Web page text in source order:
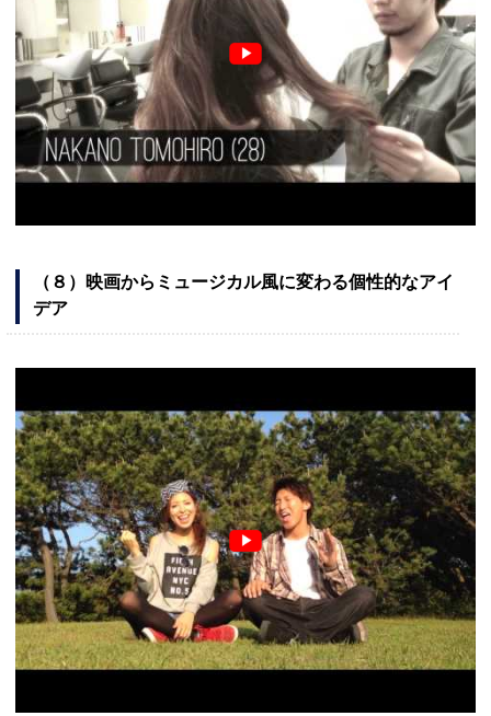
（８）映画からミュージカル風に変わる個性的なアイ
デア